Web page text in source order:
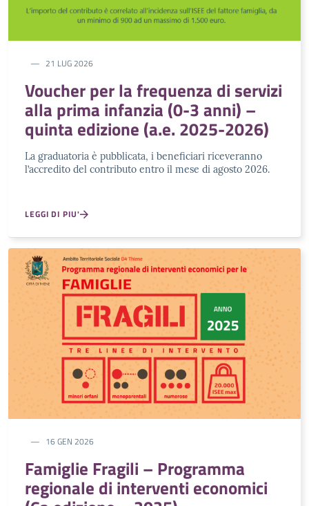
21 LUG 2026
Voucher per la frequenza di servizi
alla prima infanzia (0-3 anni) –
quinta edizione (a.e. 2025-2026)
La graduatoria è pubblicata, i beneficiari riceveranno
l’accredito del contributo entro il mese di agosto 2026.
LEGGI DI PIU'
16 GEN 2026
Famiglie Fragili – Programma
regionale di interventi economici